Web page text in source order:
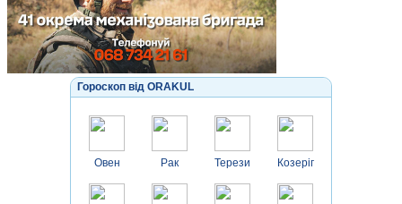
Гороскоп від ORAKUL
Овен Рак Терези Козеріг